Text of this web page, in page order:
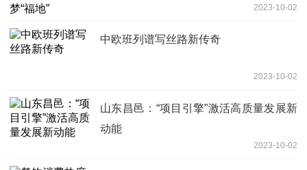
2023-10-02
中欧班列谱写丝路新传奇
2023-10-02
山东昌邑：“项目引擎”激活高质量发展新
动能
2023-10-02